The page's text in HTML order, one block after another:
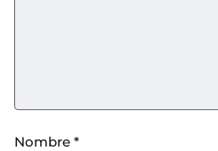
Nombre *